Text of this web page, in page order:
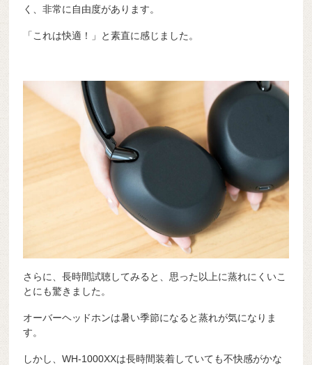
く、非常に自由度があります。
「これは快適！」と素直に感じました。
さらに、長時間試聴してみると、思った以上に蒸れにくいこ
とにも驚きました。
オーバーヘッドホンは暑い季節になると蒸れが気になりま
す。
しかし、WH-1000XXは長時間装着していても不快感がかな